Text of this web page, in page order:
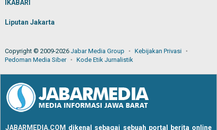
IKABARI
Liputan Jakarta
Copyright © 2009-2026 Jabar Media Group
Kebijakan Privasi
Pedoman Media Siber
Kode Etik Jurnalistik
JABARMEDIA.COM dikenal sebagai sebuah portal berita online